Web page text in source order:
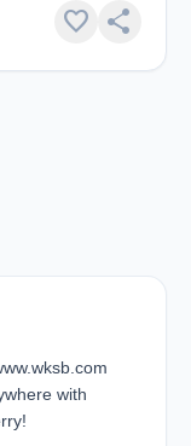
favorite share
with